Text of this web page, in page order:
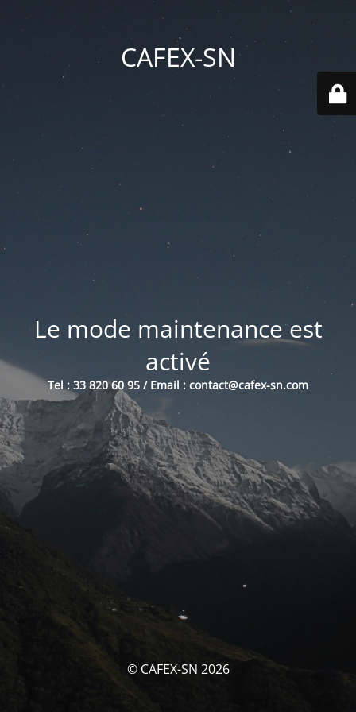
CAFEX-SN
Le mode maintenance est
activé
Tel : 33 820 60 95 / Email : contact@cafex-sn.com
© CAFEX-SN 2026